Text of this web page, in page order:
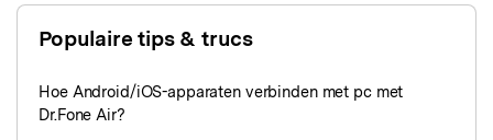
Populaire tips & trucs
Hoe Android/iOS-apparaten verbinden met pc met
Dr.Fone Air?